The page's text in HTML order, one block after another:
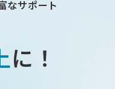
なサポート
に！